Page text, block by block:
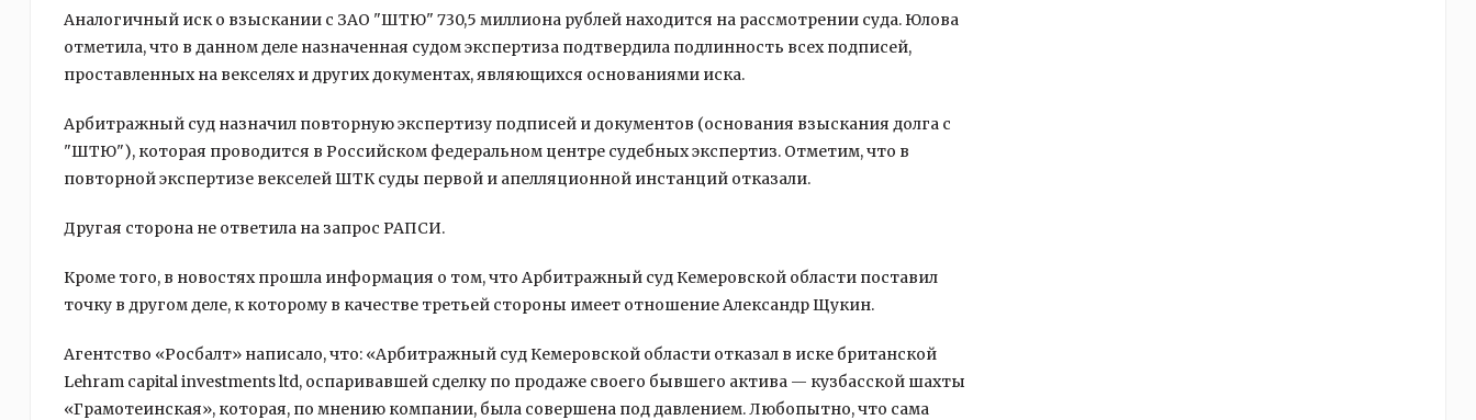
Аналогичный иск о взыскании с ЗАО "ШТЮ" 730,5 миллиона рублей находится на рассмотрении суда. Юлова
отметила, что в данном деле назначенная судом экспертиза подтвердила подлинность всех подписей,
проставленных на векселях и других документах, являющихся основаниями иска.
Арбитражный суд назначил повторную экспертизу подписей и документов (основания взыскания долга с
"ШТЮ"), которая проводится в Российском федеральном центре судебных экспертиз. Отметим, что в
повторной экспертизе векселей ШТК суды первой и апелляционной инстанций отказали.
Другая сторона не ответила на запрос РАПСИ.
Кроме того, в новостях прошла информация о том, что Арбитражный суд Кемеровской области поставил
точку в другом деле, к которому в качестве третьей стороны имеет отношение Александр Щукин.
Агентство «Росбалт» написало, что: «Арбитражный суд Кемеровской области отказал в иске британской
Lehram capital investments ltd, оспаривавшей сделку по продаже своего бывшего актива — кузбасской шахты
«Грамотеинская», которая, по мнению компании, была совершена под давлением. Любопытно, что сама